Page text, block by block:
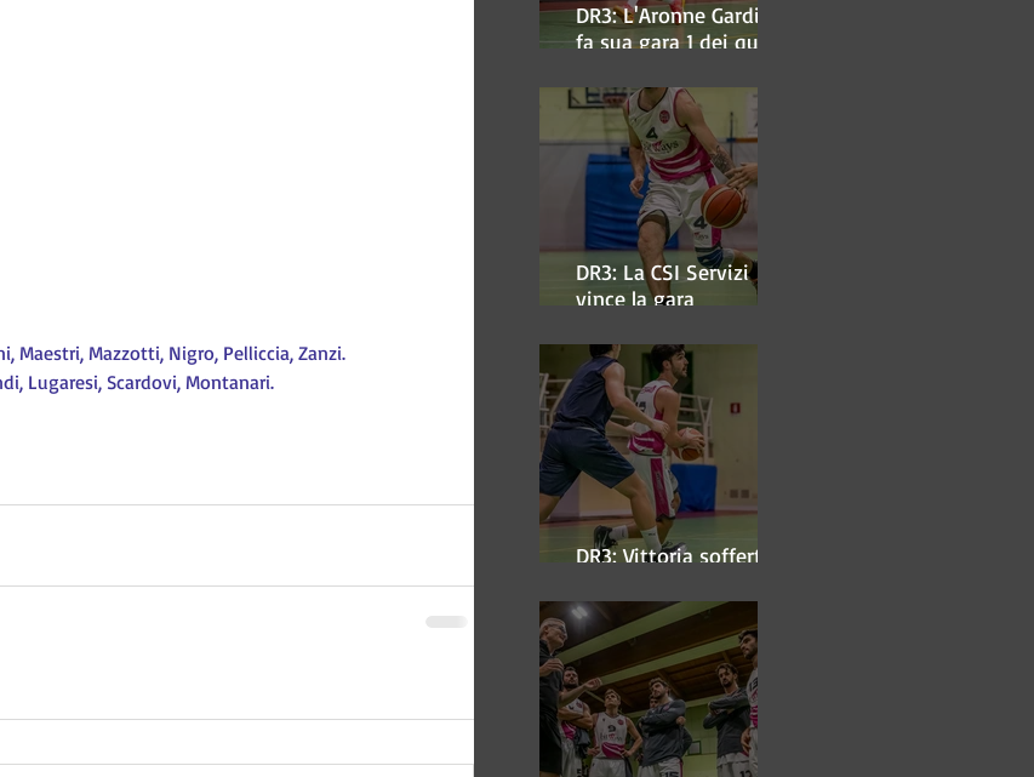
Maestri, Mazzotti, Nigro, Pelliccia, Zanzi.
Lugaresi, Scardovi, Montanari.
DR3: L'Aronne Gardini
fa sua gara 1 dei quarti
DR3: La CSI Servizi
vince la gara
DR3: Vittoria sofferta a